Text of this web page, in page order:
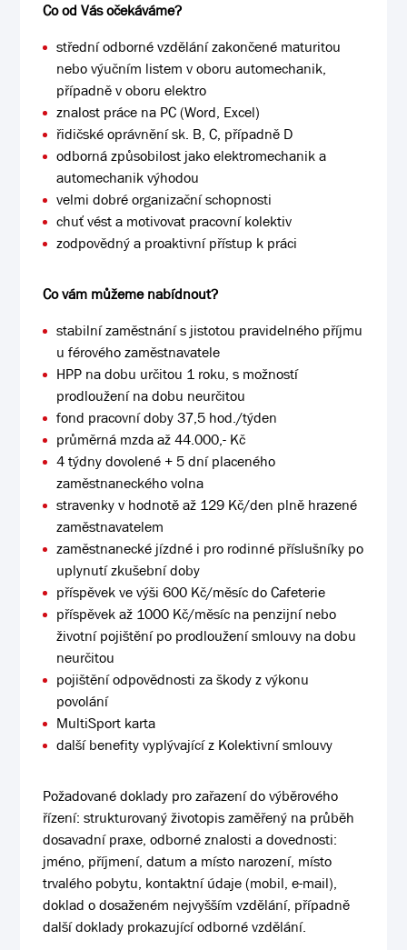
Co od Vás očekáváme?
střední odborné vzdělání zakončené maturitou
nebo výučním listem v oboru automechanik,
případně v oboru elektro
znalost práce na PC (Word, Excel)
řidičské oprávnění sk. B, C, případně D
odborná způsobilost jako elektromechanik a
automechanik výhodou
velmi dobré organizační schopnosti
chuť vést a motivovat pracovní kolektiv
zodpovědný a proaktivní přístup k práci
Co vám můžeme nabídnout?
stabilní zaměstnání s jistotou pravidelného příjmu
u férového zaměstnavatele
HPP na dobu určitou 1 roku, s možností
prodloužení na dobu neurčitou
fond pracovní doby 37,5 hod./týden
průměrná mzda až 44.000,- Kč
4 týdny dovolené + 5 dní placeného
zaměstnaneckého volna
stravenky v hodnotě až 129 Kč/den plně hrazené
zaměstnavatelem
zaměstnanecké jízdné i pro rodinné příslušníky po
uplynutí zkušební doby
příspěvek ve výši 600 Kč/měsíc do Cafeterie
příspěvek až 1000 Kč/měsíc na penzijní nebo
životní pojištění po prodloužení smlouvy na dobu
neurčitou
pojištění odpovědnosti za škody z výkonu
povolání
MultiSport karta
další benefity vyplývající z Kolektivní smlouvy
Požadované doklady pro zařazení do výběrového
řízení: strukturovaný životopis zaměřený na průběh
dosavadní praxe, odborné znalosti a dovednosti:
jméno, příjmení, datum a místo narození, místo
trvalého pobytu, kontaktní údaje (mobil, e-mail),
doklad o dosaženém nejvyšším vzdělání, případně
další doklady prokazující odborné vzdělání.